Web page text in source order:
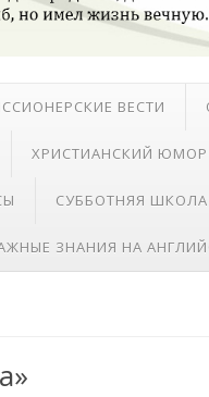
ВЕСТИ
ХРИСТИАНСКИЙ ЮМОР
СУББОТНЯЯ
ЗНАНИЯ НА